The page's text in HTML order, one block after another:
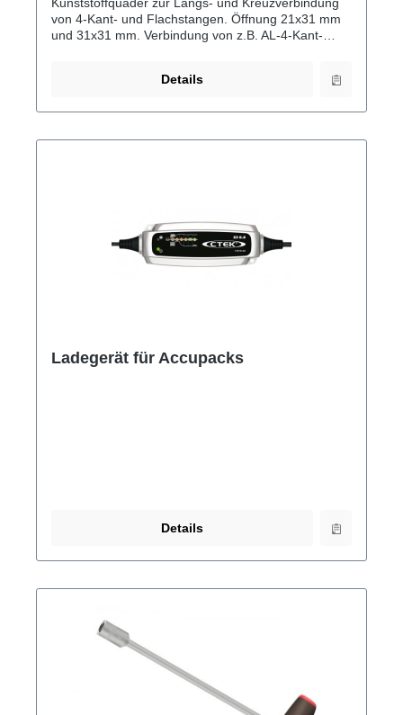
von 4-Kant- und Flachstangen. Öffnung 21x31 mm
und 31x31 mm. Verbindung von z.B. AL-4-Kant-
Details
Ladegerät für Accupacks
Details